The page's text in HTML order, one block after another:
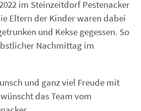
im Steinzeitdorf Pestenacker
Eltern der Kinder waren dabei
und Kekse gegessen. So
Nachmittag im
und ganz viel Freude mit
das Team vom